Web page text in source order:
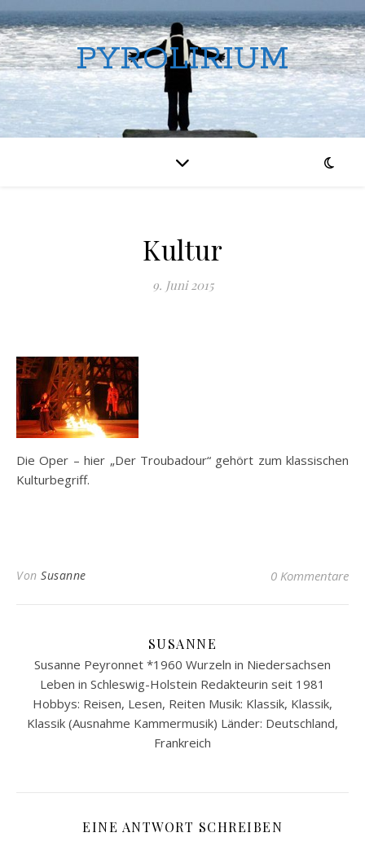
PYROLIRIUM
Kultur
9. Juni 2015
Die Oper – hier „Der Troubadour“ gehört zum klassischen
Kulturbegriff.
Von Susanne 0 Kommentare
SUSANNE
Susanne Peyronnet *1960 Wurzeln in Niedersachsen
Leben in Schleswig-Holstein Redakteurin seit 1981
Hobbys: Reisen, Lesen, Reiten Musik: Klassik, Klassik,
Klassik (Ausnahme Kammermusik) Länder: Deutschland,
Frankreich
EINE ANTWORT SCHREIBEN